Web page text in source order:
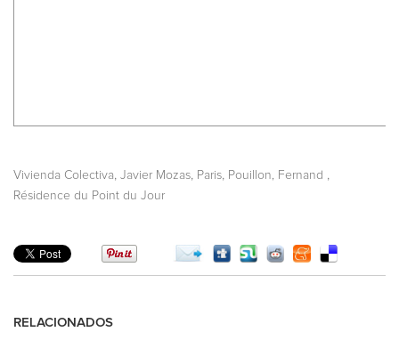
Vivienda Colectiva Javier Mozas Paris Pouillon, Fernand
Résidence du Point du Jour
RELACIONADOS